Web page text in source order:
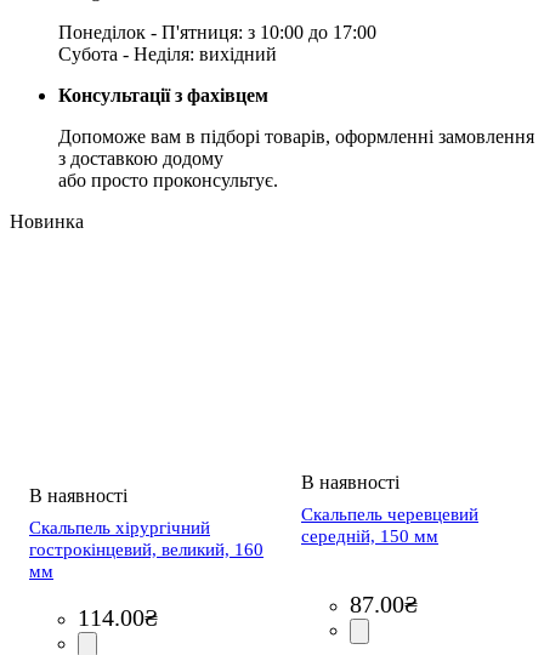
Понеділок - П'ятниця: з 10:00 до 17:00
Субота - Неділя: вихідний
Консультації з фахівцем
Допоможе вам в підборі товарів, оформленні замовлення
з доставкою додому
або просто проконсультує.
Новинка
Скальпель хірургічний
гострокінцевий, великий, 160
мм
114.00₴
Скальпель черевцевий
середній, 150 мм
87.00₴